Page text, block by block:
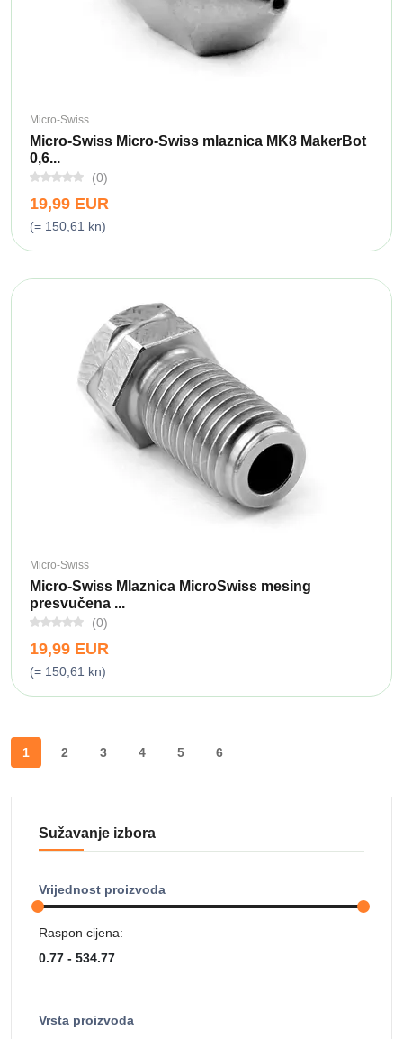
Micro-Swiss
Micro-Swiss Micro-Swiss mlaznica MK8 MakerBot
0,6...
(0)
19,99 EUR
(= 150,61 kn)
Micro-Swiss
Micro-Swiss Mlaznica MicroSwiss mesing
presvučena ...
(0)
19,99 EUR
(= 150,61 kn)
1 2 3 4 5 6
Sužavanje izbora
Vrijednost proizvoda
Raspon cijena:
Vrsta proizvoda